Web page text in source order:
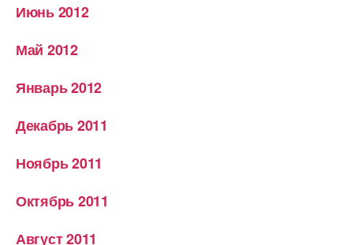
Июнь 2012
Май 2012
Январь 2012
Декабрь 2011
Ноябрь 2011
Октябрь 2011
Август 2011